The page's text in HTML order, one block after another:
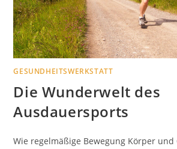
GESUNDHEITSWERKSTATT
Die Wunderwelt des
Ausdauersports
Wie regelmäßige Bewegung Körper